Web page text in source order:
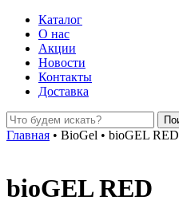
Каталог
О нас
Акции
Новости
Контакты
Доставка
Главная • BioGel • bioGEL RED
bioGEL RED